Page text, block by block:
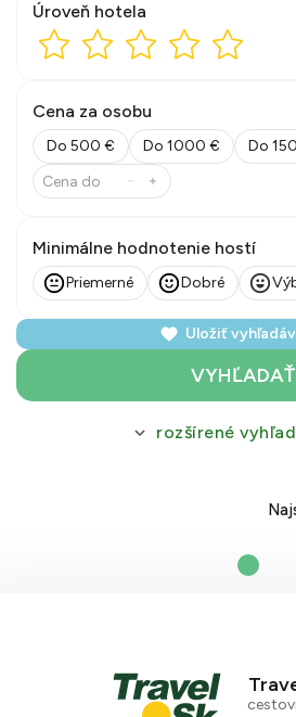
Úroveň hotela
Cena za osobu
Do 500 € Do 1000 € Do
Minimálne hodnotenie hostí
Priemerné Dobré
Uložiť
VYHĽADAŤ
rozšírené